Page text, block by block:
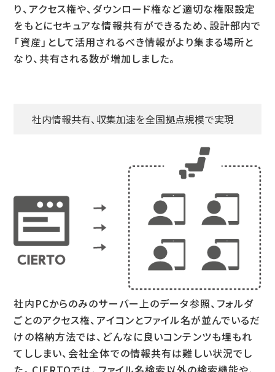
り、アクセス権や、ダウンロード権など適切な権限設定
をもとにセキュアな情報共有ができるため、設計部内で
「資産」として活用されるべき情報がより集まる場所と
なり、共有される数が増加しました。
社内情報共有、収集加速を全国拠点規模で実現
社内PCからのみのサーバー上のデータ参照、フォルダ
ごとのアクセス権、アイコンとファイル名が並んでいるだ
けの格納方法では、どんなに良いコンテンツも埋もれ
てししまい、会社全体での情報共有は難しい状況でし